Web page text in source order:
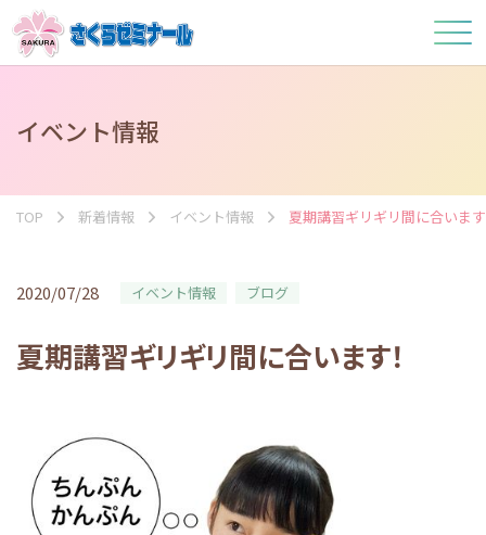
イベント情報
TOP 新着情報 イベント情報 夏期講習ギリギリ間に合いま
2020/07/28 イベント情報 ブログ
夏期講習ギリギリ間に合います！